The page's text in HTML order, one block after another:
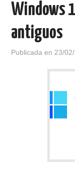
Windows
antiguos
Publicada en 23/